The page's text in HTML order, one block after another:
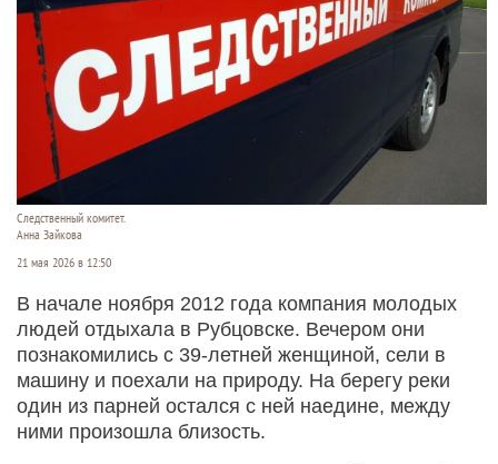
Следственный комитет.
Анна Зайкова
21 мая 2026 в 12:50
В начале ноября 2012 года компания молодых
людей отдыхала в Рубцовске. Вечером они
познакомились с 39-летней женщиной, сели в
машину и поехали на природу. На берегу реки
один из парней остался с ней наедине, между
ними произошла близость.